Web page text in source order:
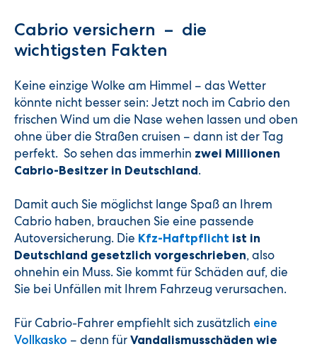
Cabrio versichern – die
wichtigsten Fakten
Keine einzige Wolke am Himmel – das Wetter
könnte nicht besser sein: Jetzt noch im Cabrio den
frischen Wind um die Nase wehen lassen und oben
ohne über die Straßen cruisen – dann ist der Tag
perfekt. So sehen das immerhin zwei Millionen
Cabrio-Besitzer in Deutschland.
Damit auch Sie möglichst lange Spaß an Ihrem
Cabrio haben, brauchen Sie eine passende
Autoversicherung. Die Kfz-Haftpflicht ist in
Deutschland gesetzlich vorgeschrieben, also
ohnehin ein Muss. Sie kommt für Schäden auf, die
Sie bei Unfällen mit Ihrem Fahrzeug verursachen.
Für Cabrio-Fahrer empfiehlt sich zusätzlich eine
Vollkasko – denn für Vandalismusschäden wie